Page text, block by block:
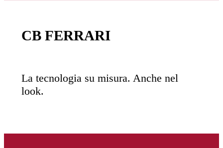
CB FERRARI
La tecnologia su misura. Anche nel
look.